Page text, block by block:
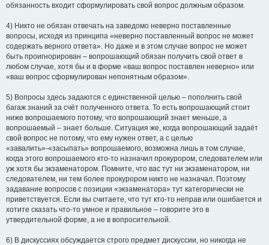
обязанность входит сформулировать свой вопрос должным образом.
4) Никто не обязан отвечать на заведомо неверно поставленные
вопросы, исходя из принципа «неверно поставленный вопрос не может
содержать верного ответа». Но даже и в этом случае вопрос не может
быть проигнорирован – вопрошающий обязан получить свой ответ в
любом случае, хотя бы и в форме «ваш вопрос поставлен неверно» или
«ваш вопрос сформулирован непонятным образом».
5) Вопросы здесь задаются с единственной целью – пополнить свой
багаж знаний за счёт полученного ответа. То есть вопрошающий стоит
ниже вопрошаемого потому, что вопрошающий знает меньше, а
вопрошаемый – знает больше. Ситуация же, когда вопрошающий задаёт
свой вопрос не потому, что ему нужен ответ, а с целью
«завалить»-«засыпать» вопрошаемого, возможна лишь в том случае,
когда этого вопрошаемого кто-то назначил прокурором, следователем или
уж хотя бы экзаменатором. Помните, что вас тут ни экзаменатором, ни
следователем, ни тем более прокурором никто не назначал. Поэтому
задавание вопросов с позиции «экзаменатора» тут категорически не
приветствуется. Если вы считаете, что тут кто-то неправ или ошибается и
хотите сказать что-то умное и правильное – говорите это в
утвердительной форме, а не в вопросительной.
6) В дискуссиях обсуждается строго предмет дискуссии, но никогда не